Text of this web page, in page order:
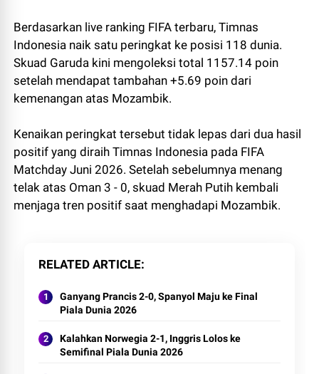
Berdasarkan live ranking FIFA terbaru, Timnas
Indonesia naik satu peringkat ke posisi 118 dunia.
Skuad Garuda kini mengoleksi total 1157.14 poin
setelah mendapat tambahan +5.69 poin dari
kemenangan atas Mozambik.
Kenaikan peringkat tersebut tidak lepas dari dua hasil
positif yang diraih Timnas Indonesia pada FIFA
Matchday Juni 2026. Setelah sebelumnya menang
telak atas Oman 3 - 0, skuad Merah Putih kembali
menjaga tren positif saat menghadapi Mozambik.
RELATED ARTICLE
Ganyang Prancis 2-0, Spanyol Maju ke Final
Piala Dunia 2026
Kalahkan Norwegia 2-1, Inggris Lolos ke
Semifinal Piala Dunia 2026